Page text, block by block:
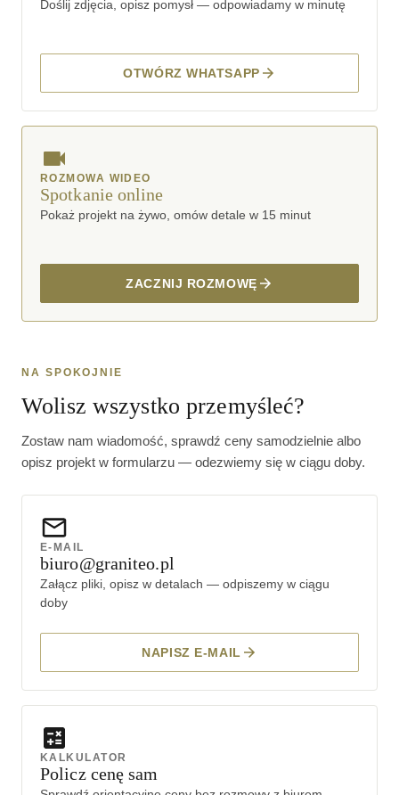
Doślij zdjęcia, opisz pomysł — odpowiadamy w minutę
OTWÓRZ WHATSAPP
ROZMOWA WIDEO
Spotkanie online
Pokaż projekt na żywo, omów detale w 15 minut
ZACZNIJ ROZMOWĘ
NA SPOKOJNIE
Wolisz wszystko przemyśleć?
Zostaw nam wiadomość, sprawdź ceny samodzielnie albo
opisz projekt w formularzu — odezwiemy się w ciągu doby.
E-MAIL
biuro@graniteo.pl
Załącz pliki, opisz w detalach — odpiszemy w ciągu
doby
NAPISZ E-MAIL
KALKULATOR
Policz cenę sam